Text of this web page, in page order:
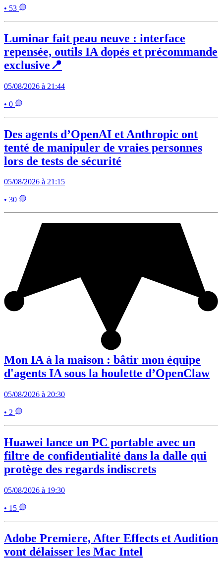
• 53
Luminar fait peau neuve : interface
repensée, outils IA dopés et précommande
exclusive📍
05/08/2026 à 21:44
• 0
Des agents d’OpenAI et Anthropic ont
tenté de manipuler de vraies personnes
lors de tests de sécurité
05/08/2026 à 21:15
• 30
Mon IA à la maison : bâtir mon équipe
d'agents IA sous la houlette d’OpenClaw
05/08/2026 à 20:30
• 2
Huawei lance un PC portable avec un
filtre de confidentialité dans la dalle qui
protège des regards indiscrets
05/08/2026 à 19:30
• 15
Adobe Premiere, After Effects et Audition
vont délaisser les Mac Intel